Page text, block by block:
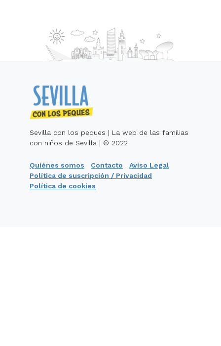
Sevilla con los peques | La web de las familias
con niños de Sevilla | © 2022
Quiénes somos Contacto
Aviso Legal
Política de suscripción / Privacidad
Política de cookies